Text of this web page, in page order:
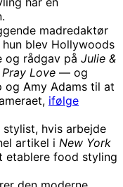
madredaktør
blev Hollywoods
og rådgav på Julie &
Love — og
og Amy Adams til at
ifølge
hvis arbejde
artikel i New York
etablere food styling